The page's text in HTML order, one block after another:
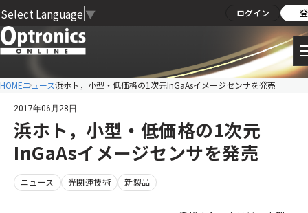
Select Language ▼ ログイン
HOMEニュース浜ホト，小型・低価格の1次元InGaAsイメージセンサを発売
2017年06月28日
浜ホト，小型・低価格の1次元
InGaAsイメージセンサを発売
ニュース 光関連技術 新製品